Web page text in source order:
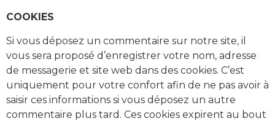
COOKIES
Si vous déposez un commentaire sur notre site, il
vous sera proposé d’enregistrer votre nom, adresse
de messagerie et site web dans des cookies. C’est
uniquement pour votre confort afin de ne pas avoir à
saisir ces informations si vous déposez un autre
commentaire plus tard. Ces cookies expirent au bout